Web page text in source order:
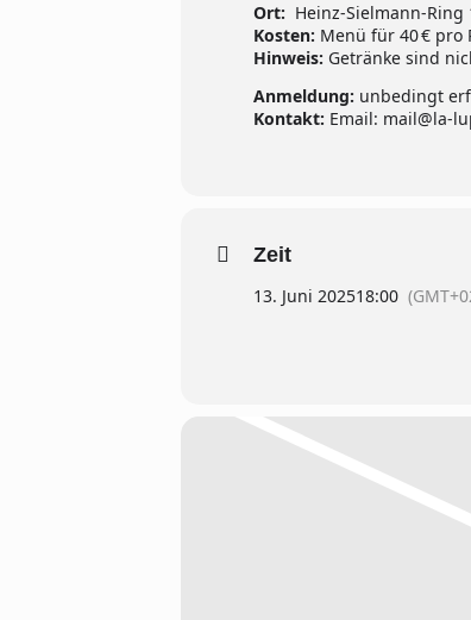
Ort: Heinz-Sielmann-Ring
Kosten: Menü für 40 € pro
Hinweis: Getränke sind
Anmeldung: unbedingt
Kontakt: Email: mail@la-
Zeit
13. Juni 202518:00